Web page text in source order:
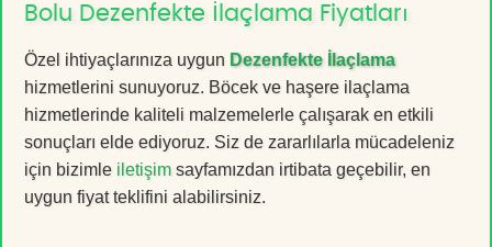
Bolu Dezenfekte İlaçlama Fiyatları
Özel ihtiyaçlarınıza uygun Dezenfekte İlaçlama
hizmetlerini sunuyoruz. Böcek ve haşere ilaçlama
hizmetlerinde kaliteli malzemelerle çalışarak en etkili
sonuçları elde ediyoruz. Siz de zararlılarla mücadeleniz
için bizimle iletişim sayfamızdan irtibata geçebilir, en
uygun fiyat teklifini alabilirsiniz.